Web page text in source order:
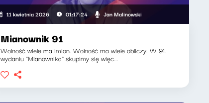
11 kwietnia 2026 01:17:24 Jan Malinowski
Mianownik 91
Wolność wiele ma imion. Wolność ma wiele obliczy. W 91.
wydaniu "Mianownika" skupimy się więc...